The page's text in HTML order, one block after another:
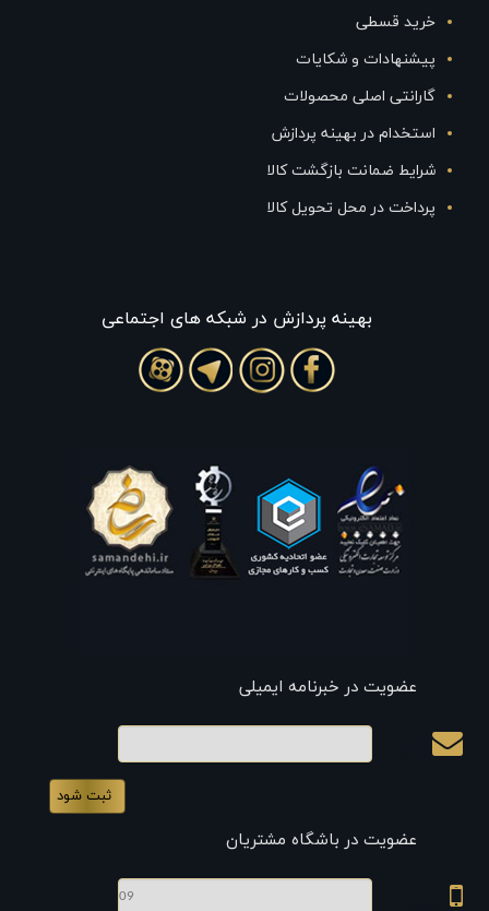
خرید قسطی
پیشنهادات و شکایات
گارانتی اصلی محصولات
استخدام در بهینه پردازش
شرایط ضمانت بازگشت کالا
پرداخت در محل تحویل کالا
بهينه پردازش در شبکه های اجتماعی
عضویت در خبرنامه ایمیلی
عضویت در باشگاه مشتریان